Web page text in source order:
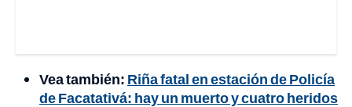
Vea también: Riña fatal en estación de Policía
de Facatativá: hay un muerto y cuatro heridos